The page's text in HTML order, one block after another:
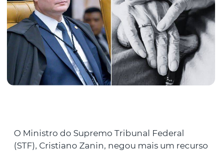
O Ministro do Supremo Tribunal Federal
(STF), Cristiano Zanin, negou mais um recurso